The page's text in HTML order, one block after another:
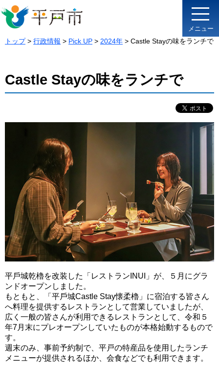
メニュー
トップ> 行政情報 > Pick UP > 2024年 > Castle Stayの味をランチで
Castle Stayの味をランチで
平⼾城乾櫓を改装した「レストランINUI」が、５⽉にグラ
ンドオープンしました。
もともと、「平⼾城Castle Stay懐柔櫓」に宿泊する皆さん
へ料理を提供するレストランとして営業していましたが、
広く⼀般の皆さんが利⽤できるレストランとして、令和５
年7⽉末にプレオープンしていたものが本格始動するもので
す。
週末のみ、事前予約制で、平戸の特産品を使用したランチ
メニューが提供されるほか、会食などでも利用できます。